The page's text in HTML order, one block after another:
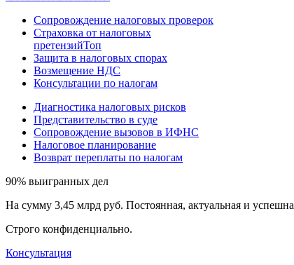
Сопровождение налоговых проверок
Страховка от налоговых
претензийТоп
Защита в налоговых спорах
Возмещение НДС
Консультации по налогам
Диагностика налоговых рисков
Представительство в суде
Сопровождение вызовов в ИФНС
Налоговое планирование
Возврат переплаты по налогам
90% выигранных дел
На сумму 3,45 млрд руб. Постоянная, актуальная и
Строго конфиденциально.
Консультация